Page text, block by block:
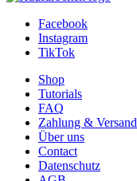
Facebook
Instagram
TikTok
Shop
Tutorials
FAQ
Zahlung & Versand
Über uns
Contact
Datenschutz